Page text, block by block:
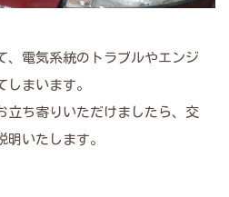
、電気系統のトラブルやエンジ
しまいます。
立ち寄りいただけましたら、交
明いたします。